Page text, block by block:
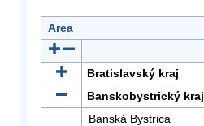
Area
Bratislavský kraj
Banskobystrický kraj
Banská Bystrica